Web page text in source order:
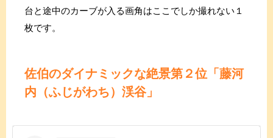
台と途中のカーブが入る画角はここでしか撮れない１
枚です。
佐伯のダイナミックな絶景第２位「藤河
内（ふじがわち）渓谷」